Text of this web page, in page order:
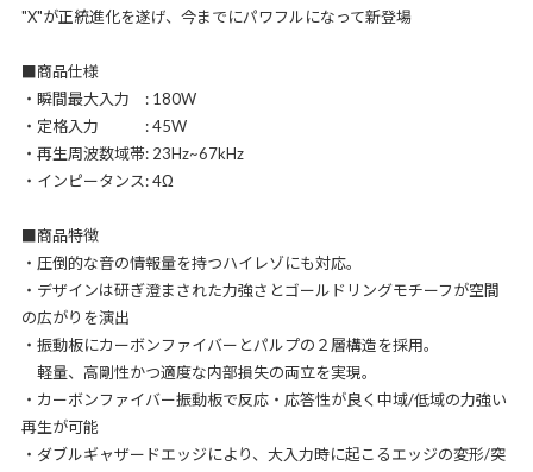
"X"が正統進化を遂げ、今までにパワフルになって新登場
■商品仕様
・瞬間最大入力 : 180W
・定格入力 : 45W
・再生周波数域帯: 23Hz~67kHz
・インピータンス: 4Ω
■商品特徴
・圧倒的な音の情報量を持つハイレゾにも対応。
・デザインは研ぎ澄まされた力強さとゴールドリングモチーフが空間
の広がりを演出
・振動板にカーボンファイバーとパルプの２層構造を採用。
軽量、高剛性かつ適度な内部損失の両立を実現。
・カーボンファイバー振動板で反応・応答性が良く中域/低域の力強い
再生が可能
・ダブルギャザードエッジにより、大入力時に起こるエッジの変形/突